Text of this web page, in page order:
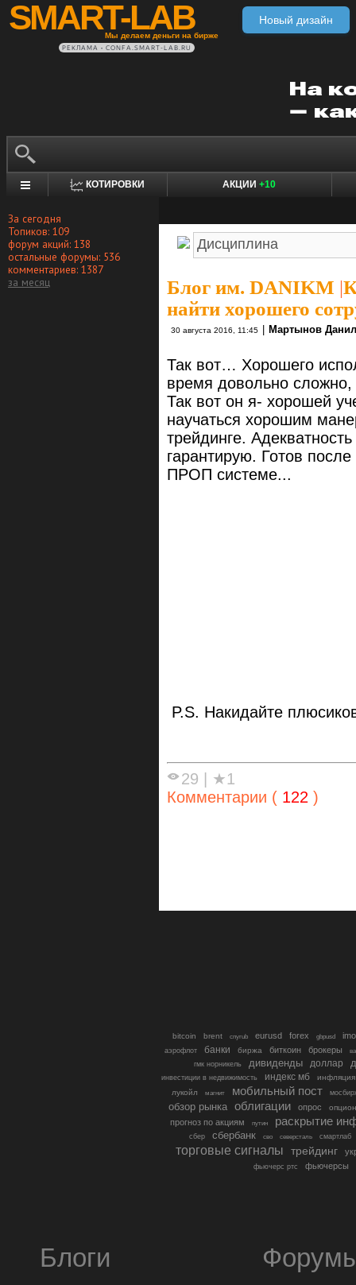
SMART-LAB
Мы делаем деньги на бирже
Новый дизайн
РЕКЛАМА • CONFA.SMART-LAB.RU
КОТИРОВКИ АКЦИИ +10
За сегодня
Топиков: 109
форум акций: 138
остальные форумы: 536
комментариев: 1387
за месяц
Блог им. DANIKM |
найти хорошего
30 августа 2016, 11:45 Мартынов
Так вот… Хорошего
время довольно
Так вот он я- хорошей
научаться хорошим
трейдинге.
гарантирую. Готов
ПРОП системе...
P.S. Накидайте
29 | ★1
Комментарии ( 122 )
bitcoin brent cnyrub eurusd forex gbpusd
аэрофлот банки биржа биткоин брокеры
гмк норникель
дивиденды доллар
инвестиции в недвижимость индекс мб
инфляция
лукойл
магнит мобильный пост
обзор рынка облигации опрос
прогноз по акциям путин раскрытие
сбер сбербанк сво северсталь смартлаб
торговые сигналы трейдинг
фьючерс ртс фьючерсы
Блоги